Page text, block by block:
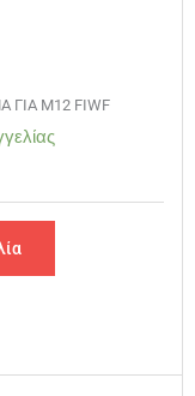
ΓΙΑ M12 FIWF